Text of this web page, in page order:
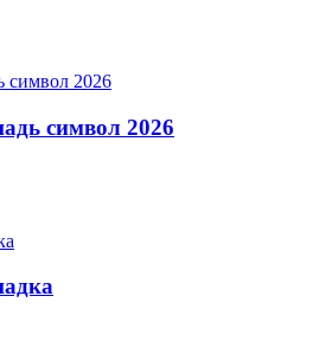
символ 2026